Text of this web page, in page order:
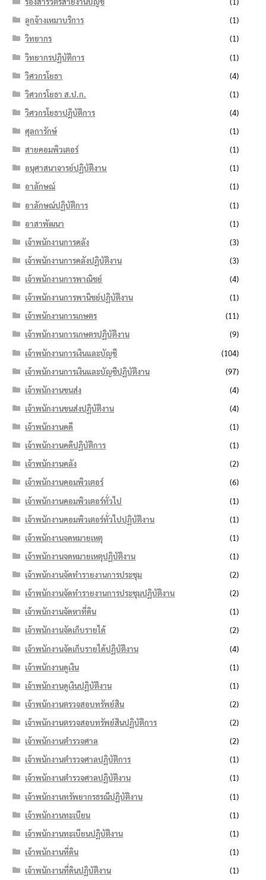
ลูกจ้างเหมาบริการ
(1)
วิทยากร
(1)
วิทยากรปฏิบัติการ
(1)
วิศวกรโยธา
(4)
วิศวกรโยธา ส.ป.ก.
(1)
วิศวกรโยธาปฏิบัติการ
(4)
ศุลการักษ์
(1)
สายคอมพิวเตอร์
(1)
อนุศาสนาจารย์ปฏิบัติงาน
(1)
อาลักษณ์
(1)
อาลักษณ์ปฏิบัติการ
(1)
อาสาพัฒนา
(1)
เจ้าพนักงานการคลัง
(3)
เจ้าพนักงานการคลังปฏิบัติงาน
(3)
เจ้าพนักงานการพาณิชย์
(4)
เจ้าพนักงานการพานิชย์ปฏิบัติงาน
(1)
เจ้าพนักงานการเกษตร
(11)
เจ้าพนักงานการเกษตรปฏิบัติงาน
(9)
เจ้าพนักงานการเงินและบัญชี
(104)
เจ้าพนักงานการเงินและบัญชีปฏิบัติงาน
(97)
เจ้าพนักงานขนส่ง
(4)
เจ้าพนักงานขนส่งปฏิบัติงาน
(4)
เจ้าพนักงานคดี
(1)
เจ้าพนักงานคดีปฏิบัติการ
(1)
เจ้าพนักงานคลัง
(2)
เจ้าพนักงานคอมพิวเตอร์
(6)
เจ้าพนักงานคอมพิวเตอร์ทั่วไป
(1)
เจ้าพนักงานคอมพิวเตอร์ทั่วไปปฏิบัติงาน
(1)
เจ้าพนักงานจดหมายเหตุ
(1)
เจ้าพนักงานจดหมายเหตุปฏิบัติงาน
(1)
เจ้าพนักงานจัดทำรายงานการประชุม
(2)
เจ้าพนักงานจัดทำรายงานการประชุมปฏิบัติงาน
(2)
เจ้าพนักงานจัดหาที่ดิน
(1)
เจ้าพนักงานจัดเก็บรายได้
(2)
เจ้าพนักงานจัดเก็บรายได้ปฏิบัติงาน
(4)
เจ้าพนักงานดูเงิน
(1)
เจ้าพนักงานดูเงินปฏิบัติงาน
(1)
เจ้าพนักงานตรวจสอบทรัพย์สิน
(2)
เจ้าพนักงานตรวจสอบทรัพย์สินปฏิบัติการ
(2)
เจ้าพนักงานตำรวจศาล
(2)
เจ้าพนักงานตำรวจศาลปฏิบัติการ
(1)
เจ้าพนักงานตำรวจศาลปฏิบัติงาน
(1)
เจ้าพนักงานทรัพยากรธรณีปฏิบัติงาน
(1)
เจ้าพนักงานทะเบียน
(1)
เจ้าพนักงานทะเบียนปฏิบัติงาน
(1)
เจ้าพนักงานที่ดิน
(1)
เจ้าพนักงานที่ดินปฏิบัติงาน
(1)